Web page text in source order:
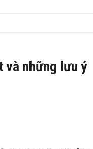
và những lưu ý